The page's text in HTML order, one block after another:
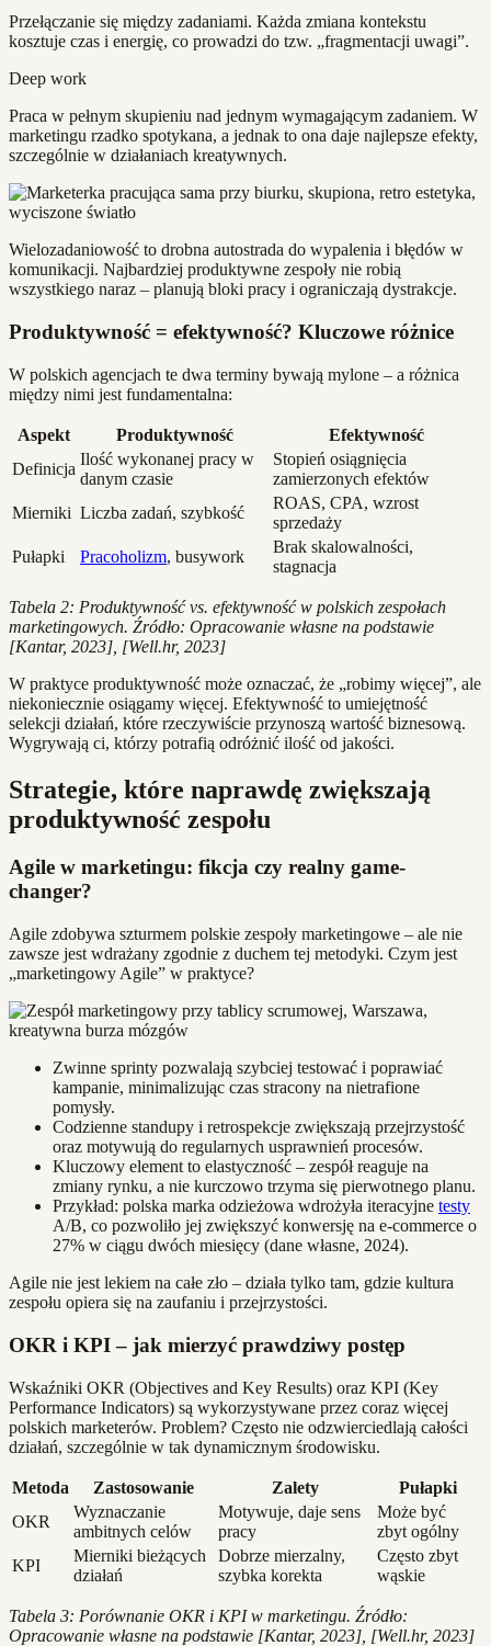
Przełączanie się między zadaniami. Każda zmiana kontekstu
kosztuje czas i energię, co prowadzi do tzw. „fragmentacji uwagi”.
Deep work
Praca w pełnym skupieniu nad jednym wymagającym zadaniem. W
marketingu rzadko spotykana, a jednak to ona daje najlepsze efekty,
szczególnie w działaniach kreatywnych.
Wielozadaniowość to drobna autostrada do wypalenia i błędów w
komunikacji. Najbardziej produktywne zespoły nie robią
wszystkiego naraz – planują bloki pracy i ograniczają dystrakcje.
Produktywność = efektywność? Kluczowe różnice
W polskich agencjach te dwa terminy bywają mylone – a różnica
między nimi jest fundamentalna:
Aspekt Produktywność
Efektywność
Definicja
Ilość wykonanej pracy w
danym czasie
Stopień osiągnięcia
zamierzonych efektów
Mierniki Liczba zadań, szybkość
ROAS, CPA, wzrost
sprzedaży
Pułapki
Pracoholizm, busywork
Brak skalowalności,
stagnacja
Tabela 2: Produktywność vs. efektywność w polskich zespołach
marketingowych. Źródło: Opracowanie własne na podstawie
[Kantar, 2023], [Well.hr, 2023]
W praktyce produktywność może oznaczać, że „robimy więcej”, ale
niekoniecznie osiągamy więcej. Efektywność to umiejętność
selekcji działań, które rzeczywiście przynoszą wartość biznesową.
Wygrywają ci, którzy potrafią odróżnić ilość od jakości.
Strategie, które naprawdę zwiększają
produktywność zespołu
Agile w marketingu: fikcja czy realny game-
changer?
Agile zdobywa szturmem polskie zespoły marketingowe – ale nie
zawsze jest wdrażany zgodnie z duchem tej metodyki. Czym jest
„marketingowy Agile” w praktyce?
Zwinne sprinty pozwalają szybciej testować i poprawiać
kampanie, minimalizując czas stracony na nietrafione
pomysły.
Codzienne standupy i retrospekcje zwiększają przejrzystość
oraz motywują do regularnych usprawnień procesów.
Kluczowy element to elastyczność – zespół reaguje na
zmiany rynku, a nie kurczowo trzyma się pierwotnego planu.
Przykład: polska marka odzieżowa wdrożyła iteracyjne testy
A/B, co pozwoliło jej zwiększyć konwersję na e-commerce o
27% w ciągu dwóch miesięcy (dane własne, 2024).
Agile nie jest lekiem na całe zło – działa tylko tam, gdzie kultura
zespołu opiera się na zaufaniu i przejrzystości.
OKR i KPI – jak mierzyć prawdziwy postęp
Wskaźniki OKR (Objectives and Key Results) oraz KPI (Key
Performance Indicators) są wykorzystywane przez coraz więcej
polskich marketerów. Problem? Często nie odzwierciedlają całości
działań, szczególnie w tak dynamicznym środowisku.
Metoda Zastosowanie Zalety
Pułapki
OKR
Wyznaczanie
ambitnych celów
Motywuje, daje sens
pracy
Może być
zbyt ogólny
KPI
Mierniki bieżących
działań
Dobrze mierzalny,
szybka korekta
Często zbyt
wąskie
Tabela 3: Porównanie OKR i KPI w marketingu. Źródło:
Opracowanie własne na podstawie [Kantar, 2023], [Well.hr, 2023]